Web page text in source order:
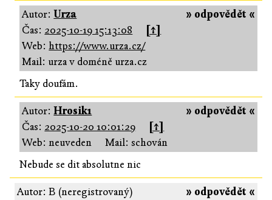
» odpovědět «
Autor:Urza
Čas: 2025-10-19 15:13:08
[↑]
Web:https://www.urza.cz/
Mail: urza v doméně urza.cz
Taky doufám.
» odpovědět «
Autor:Hrosik1
Čas: 2025-10-20 10:01:29
[↑]
Web: neuveden
Mail: schován
Nebude se dit absolutne nic
» odpovědět «
Autor: B (neregistrovaný)